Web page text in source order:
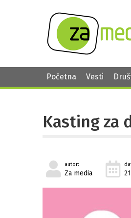
Početna Vesti
Kasting za
autor:
Za media